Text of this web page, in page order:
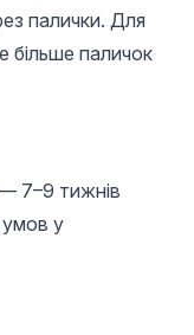
палички. Для
більше паличок
7–9 тижнів
умов у